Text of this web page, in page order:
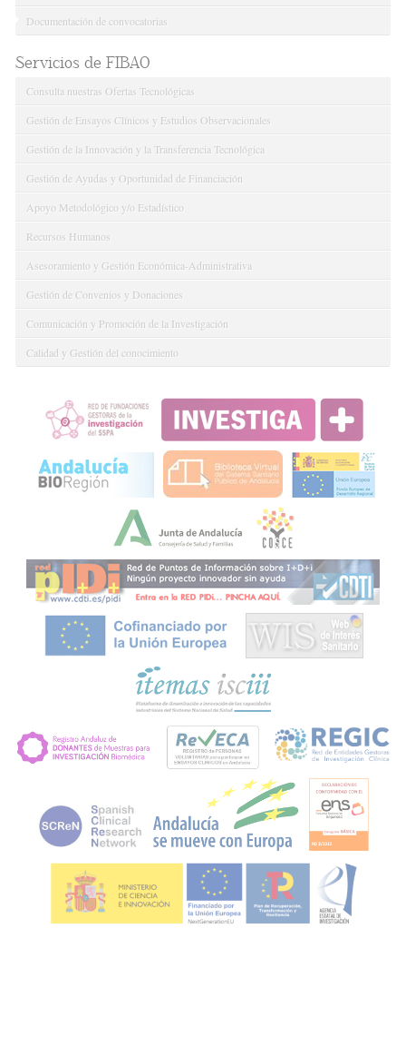
Documentación de convocatorias
Servicios de FIBAO
Consulta nuestras Ofertas Tecnológicas
Gestión de Ensayos Clínicos y Estudios Observacionales
Gestión de la Innovación y la Transferencia Tecnológica
Gestión de Ayudas y Oportunidad de Financiación
Apoyo Metodológico y/o Estadístico
Recursos Humanos
Asesoramiento y Gestión Económica-Administrativa
Gestión de Convenios y Donaciones
Comunicación y Promoción de la Investigación
Calidad y Gestión del conocimiento